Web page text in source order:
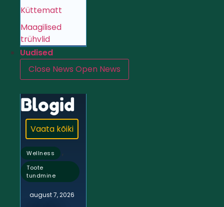
Küttematt
Maagilised
trühvlid
Uudised
Close News Open News
Blogid
Vaata kõiki
Wellness ,
Toote
tundmine
august 7, 2026